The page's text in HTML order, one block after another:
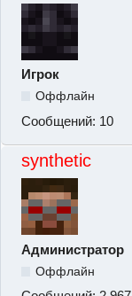
Игрок
Оффлайн
Сообщений: 10
synthetic
Администратор
Оффлайн